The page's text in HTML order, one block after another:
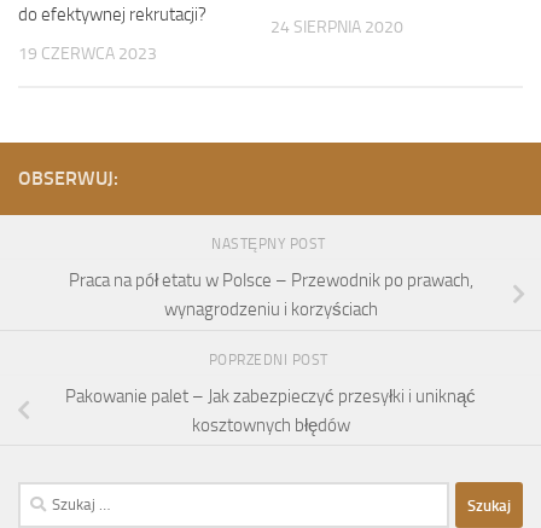
do efektywnej rekrutacji?
19 CZERWCA 2023
24 SIERPNIA 2020
OBSERWUJ:
NASTĘPNY POST
Praca na pół etatu w Polsce – Przewodnik po prawach,
wynagrodzeniu i korzyściach
POPRZEDNI POST
Pakowanie palet – Jak zabezpieczyć przesyłki i uniknąć
kosztownych błędów
Szukaj: